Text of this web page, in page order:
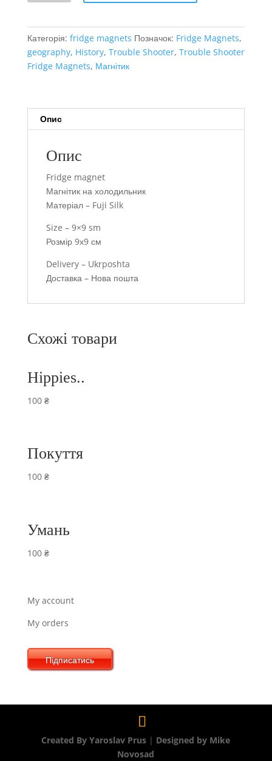
Категорія: fridge magnets Позначок: Fridge Magnets,
geography, History, Trouble Shooter, Trouble Shooter
Fridge Magnets, Магнітик
Опис
Опис
Fridge magnet
Магнітик на холодильник
Матеріал – Fuji Silk
Size – 9×9 sm
Розмір 9х9 см
Delivery – Ukrposhta
Доставка – Нова пошта
Схожі товари
Hippies..
100 ₴
Покуття
100 ₴
Умань
100 ₴
My account
My orders
Підписатись
Created By Yaroslav Prus | Designed by Mike
Novosad